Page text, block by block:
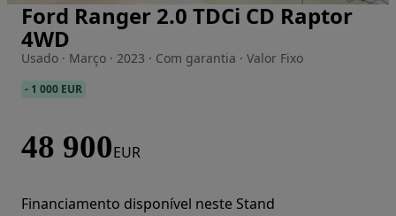
Imagem 1 de 36
Ford Ranger 2.0 TDCi CD Raptor
4WD
Usado · Março · 2023 · Com garantia · Valor Fixo
- 1 000 EUR
48 900EUR
Financiamento disponível neste Stand